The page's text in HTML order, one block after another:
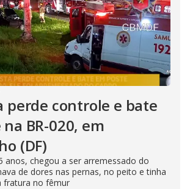
perde controle e bate
BR-020, em
(DF)
anos, chegou a ser arremessado do
de dores nas pernas, no peito e tinha
fratura no fêmur